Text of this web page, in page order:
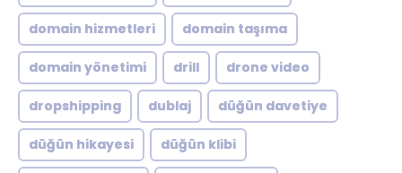
domain hizmetleri domain taşıma
domain yönetimi drill drone video
dropshipping dublaj düğün davetiye
düğün hikayesi düğün klibi